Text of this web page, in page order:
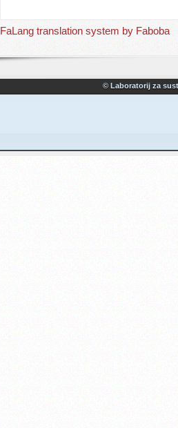
FaLang translation system by Faboba
© Laboratorij za